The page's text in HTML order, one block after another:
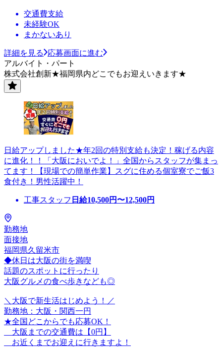
交通費支給
未経験OK
まかないあり
詳細を見る
応募画面に進む
アルバイト・パート
株式会社創新★福岡県内どこでもお迎えいきます★
日給アップしました★年2回の特別支給も決定！稼げる内容
に進化！！「大阪においでよ！」全国からスタッフが集まっ
てます！【現場での簡単作業】スグに住める個室寮でご飯3
食付き！男性活躍中！
工事スタッフ 日給10,500円〜12,500円
勤務地
面接地
福岡県久留米市
◆休日は大阪の街を満喫
話題のスポットに行ったり
大阪グルメの食べ歩きなども◎
＼大阪で新生活はじめよう！／
勤務地：大阪・関西一円
★全国どこからでも応募OK！
大阪までの交通費は【0円】
お近くまでお迎えに行きますよ！